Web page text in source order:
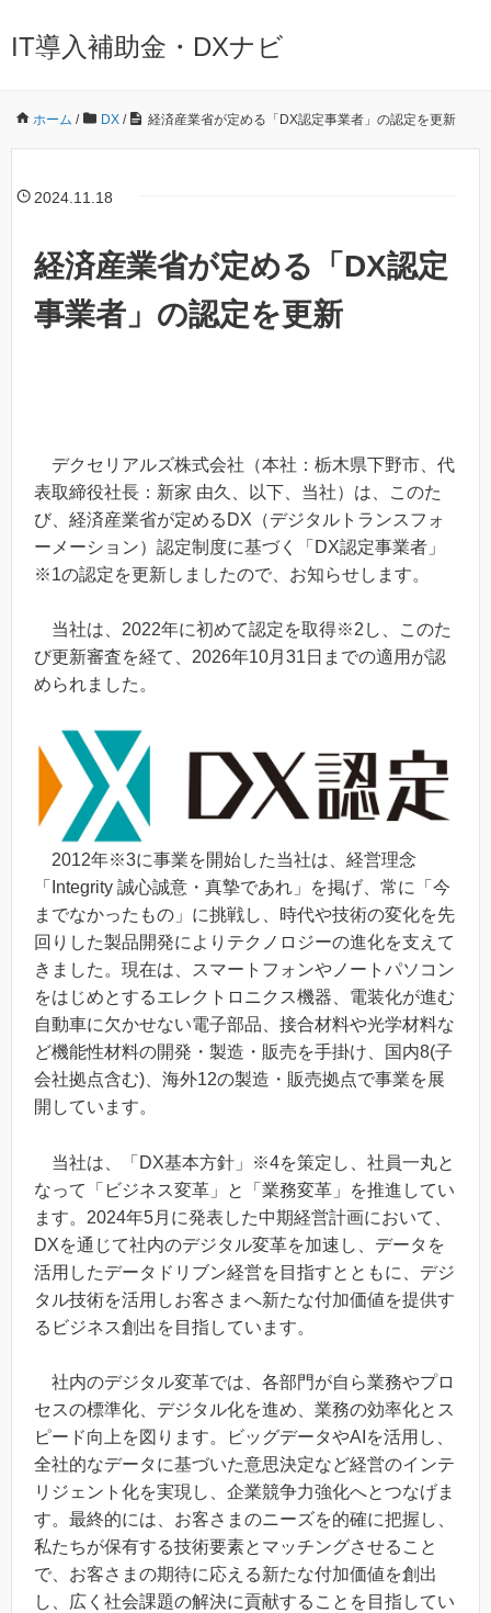
IT導入補助金・DXナビ
ホーム / DX / 経済産業省が定める「DX認定事業者」の認定を更新
2024.11.18
経済産業省が定める「DX認定
事業者」の認定を更新
デクセリアルズ株式会社（本社：栃木県下野市、代
表取締役社長：新家 由久、以下、当社）は、このた
び、経済産業省が定めるDX（デジタルトランスフォ
ーメーション）認定制度に基づく「DX認定事業者」
※1の認定を更新しましたので、お知らせします。
当社は、2022年に初めて認定を取得※2し、このた
び更新審査を経て、2026年10月31日までの適用が認
められました。
2012年※3に事業を開始した当社は、経営理念
「Integrity 誠心誠意・真摯であれ」を掲げ、常に「今
までなかったもの」に挑戦し、時代や技術の変化を先
回りした製品開発によりテクノロジーの進化を支えて
きました。現在は、スマートフォンやノートパソコン
をはじめとするエレクトロニクス機器、電装化が進む
自動車に欠かせない電子部品、接合材料や光学材料な
ど機能性材料の開発・製造・販売を手掛け、国内8(子
会社拠点含む)、海外12の製造・販売拠点で事業を展
開しています。
当社は、「DX基本方針」※4を策定し、社員一丸と
なって「ビジネス変革」と「業務変革」を推進してい
ます。2024年5月に発表した中期経営計画において、
DXを通じて社内のデジタル変革を加速し、データを
活用したデータドリブン経営を目指すとともに、デジ
タル技術を活用しお客さまへ新たな付加価値を提供す
るビジネス創出を目指しています。
社内のデジタル変革では、各部門が自ら業務やプロ
セスの標準化、デジタル化を進め、業務の効率化とス
ピード向上を図ります。ビッグデータやAIを活用し、
全社的なデータに基づいた意思決定など経営のインテ
リジェント化を実現し、企業競争力強化へとつなげま
す。最終的には、お客さまのニーズを的確に把握し、
私たちが保有する技術要素とマッチングさせること
で、お客さまの期待に応える新たな付加価値を創出
し、広く社会課題の解決に貢献することを目指してい